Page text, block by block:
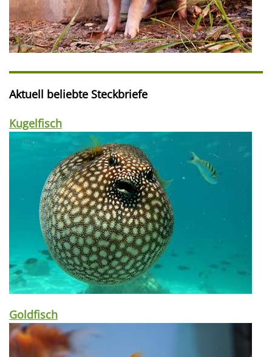
Aktuell beliebte Steckbriefe
Kugelfisch
Goldfisch